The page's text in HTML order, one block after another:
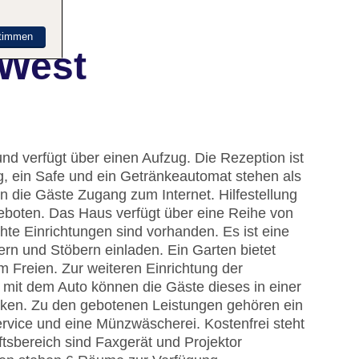
verfügt über einen Aufzug. Die Rezeption ist
ein Safe und ein Getränkeautomat stehen als
die Gäste Zugang zum Internet. Hilfestellung
Das Haus verfügt über eine Reihe von
Einrichtungen sind vorhanden. Es ist eine
und Stöbern einladen. Ein Garten bietet
Freien. Zur weiteren Einrichtung der
dem Auto können die Gäste dieses in einer
Zu den gebotenen Leistungen gehören ein
und eine Münzwäscherei. Kostenfrei steht
sind Faxgerät und Projektor